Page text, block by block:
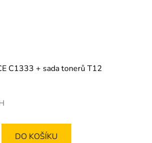
C1333 + sada tonerů T12
DO KOŠÍKU